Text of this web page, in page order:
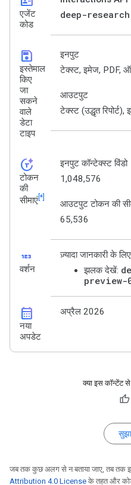
एजेंट
कोड
deep-
save
इस्तेमाल
किए
जा
सकने
वाले
डेटा
टाइप
इनपुट
टेक्स्ट, इमेज, PDF,
आउटपुट
टेक्स्ट (उद्धृत रिपोर्ट),
token_auto
टोकन
की
सीमाएं[*]
इनपुट कॉन्टेक्स्ट विंडो
1,048,576
आउटपुट टोकन की
65,536
123
वर्शन
ज़्यादा जानकारी के
झलक देखें:
preview-
calendar_month
नया
अपडेट
अप्रैल 2026
क्या इस कॉन्टेंट
जब तक कुछ अलग से न बताया जाए, तब तक
Attribution 4.0 License के तहत और